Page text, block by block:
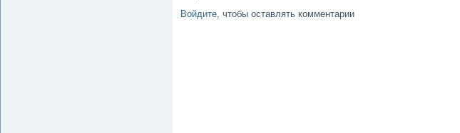
Войдите , чтобы оставлять комментарии